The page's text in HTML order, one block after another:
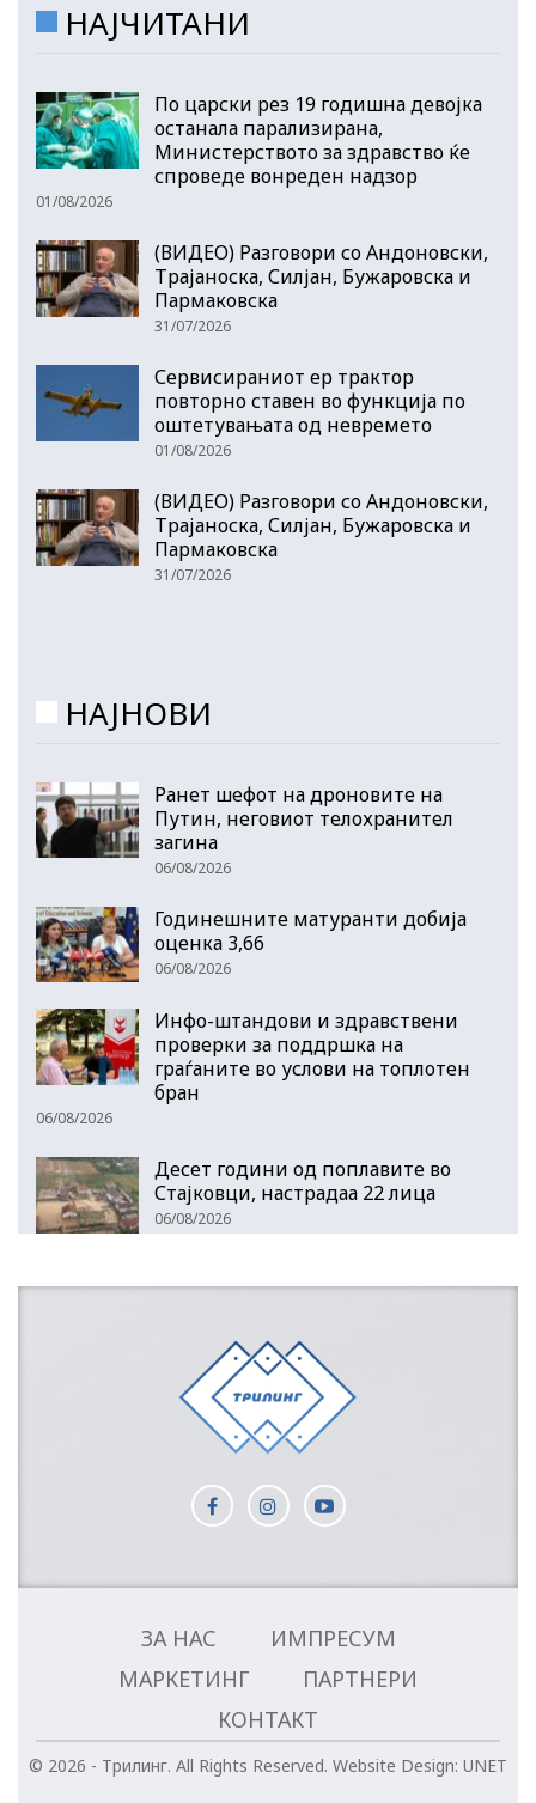
НАЈЧИТАНИ
По царски рез 19 годишна девојка
останала парализирана,
Министерството за здравство ќе
спроведе вонреден надзор
01/08/2026
(ВИДЕО) Разговори со Андоновски,
Трајаноска, Силјан, Бужаровска и
Пармаковска
31/07/2026
Сервисираниот ер трактор
повторно ставен во функција по
оштетувањата од невремето
01/08/2026
(ВИДЕО) Разговори со Андоновски,
Трајаноска, Силјан, Бужаровска и
Пармаковска
31/07/2026
НАЈНОВИ
Ранет шефот на дроновите на
Путин, неговиот телохранител
загина
06/08/2026
Годинешните матуранти добија
оценка 3,66
06/08/2026
Инфо-штандови и здравствени
проверки за поддршка на
граѓаните во услови на топлотен
бран
06/08/2026
Десет години од поплавите во
Стајковци, настрадаа 22 лица
06/08/2026
ЗА НАС
ИМПРЕСУМ
МАРКЕТИНГ
ПАРТНЕРИ
КОНТАКТ
© 2026 - Трилинг. All Rights Reserved. Website Design: UNET